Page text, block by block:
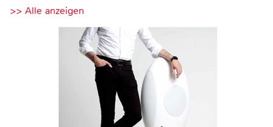
>> Alle anzeigen